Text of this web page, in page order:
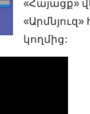
«Հայացք»
կողմից: